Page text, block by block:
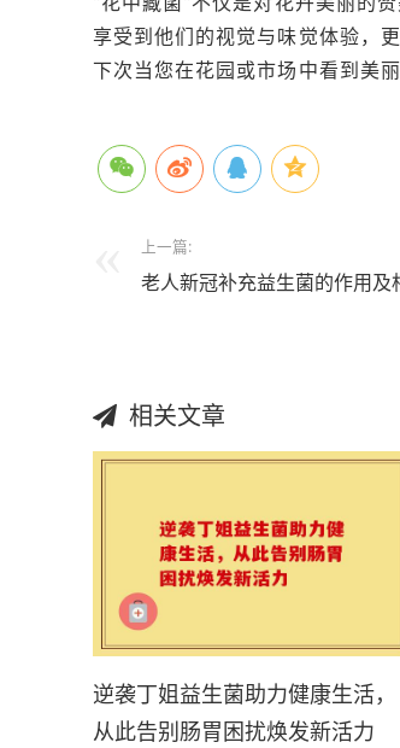
享受到他们的视觉与味觉体验，
下次当您在花园或市场中看到美
上一篇:
老人新冠补充益生菌的作用及
相关文章
逆袭丁姐益生菌助力健康生活，
从此告别肠胃困扰焕发新活力